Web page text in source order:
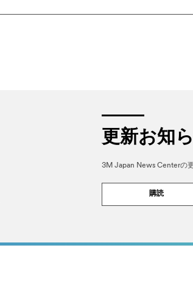
更新お知
3M Japan News Centerの
購読